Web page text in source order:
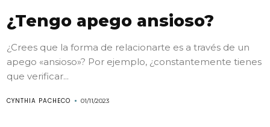
¿Tengo apego ansioso?
¿Crees que la forma de relacionarte es a través de un
apego «ansioso»? Por ejemplo, ¿constantemente tienes
que verificar...
CYNTHIA PACHECO 01/11/2023